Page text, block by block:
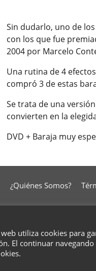
Sin dudarlo, uno de
con los que fue
2004 por Marcelo
Una rutina de 4
compró 3 de estas
Se trata de una
convierten en la
DVD + Baraja muy
¿Quiénes Somos?
web utiliza cookies para
El continuar